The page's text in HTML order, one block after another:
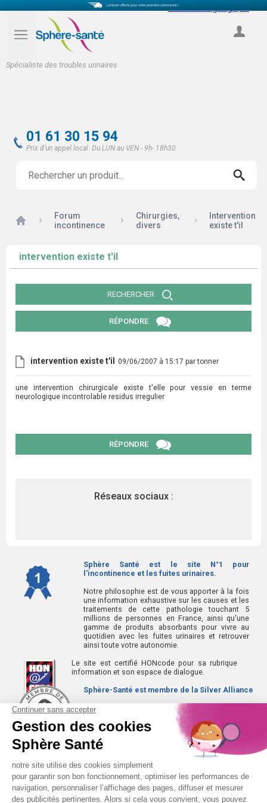
Spécialiste des troubles urinaires
Select Language
01 61 30 15 94
Prix d'un appel local. Du LUN au VEN - 9h- 18h30
Accueil
Forum
incontinence
Chirurgies,
divers
Intervention
existe t'il
intervention existe t'il
RECHERCHER
RÉPONDRE
intervention existe t'il 09/06/2007 à 15:17 par tonner
une intervention chirurgicale existe t'elle pour vessie en terme
neurologique incontrolable residus irregulier
RÉPONDRE
Réseaux sociaux :
Sphère Santé est le site N°1 pour
l'incontinence et les fuites urinaires.
Notre philosophie est de vous apporter à la fois
une information exhaustive sur les causes et les
traitements de cette pathologie touchant 5
millions de personnes en France, ainsi qu'une
gamme de produits absorbants pour vivre au
quotidien avec les fuites urinaires et retrouver
ainsi toute votre autonomie.
Le site est certifié HONcode pour sa rubrique
information et son espace de dialogue.
Sphère-Santé est membre de la Silver Alliance
La Silver Alliance est un collectif d'entreprises au
service des seniors, spécialisé dans le bien vieillir à
domicile.
Découvrez la Silver Alliance